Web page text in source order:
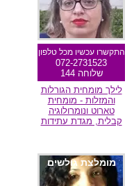
התקשרו עכשיו מכל טלפון
072-2731523
שלוחה 144
לילך מומחית הגורלות
והמזלות - מומחית
טארוט ונומרולוגיה
קבלית, מגדת עתידות
מומלצת גולשים